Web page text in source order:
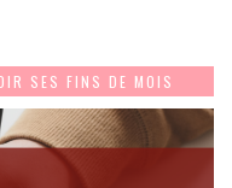
SES FINS DE MOIS